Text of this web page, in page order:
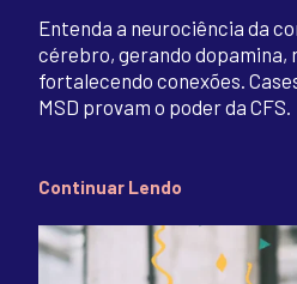
Entenda a neurociência da
cérebro, gerando dopamina,
fortalecendo conexões.
MSD provam o poder da CFS.
Continuar Lendo